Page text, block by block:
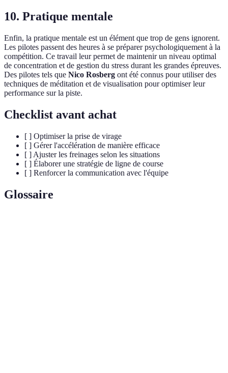
10. Pratique mentale
Enfin, la pratique mentale est un élément que trop de gens ignorent.
Les pilotes passent des heures à se préparer psychologiquement à la
compétition. Ce travail leur permet de maintenir un niveau optimal
de concentration et de gestion du stress durant les grandes épreuves.
Des pilotes tels que Nico Rosberg ont été connus pour utiliser des
techniques de méditation et de visualisation pour optimiser leur
performance sur la piste.
Checklist avant achat
[ ] Optimiser la prise de virage
[ ] Gérer l'accélération de manière efficace
[ ] Ajuster les freinages selon les situations
[ ] Élaborer une stratégie de ligne de course
[ ] Renforcer la communication avec l'équipe
Glossaire